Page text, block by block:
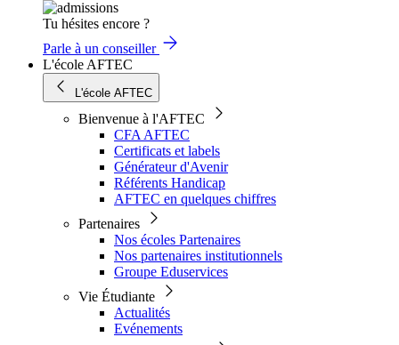
Tu hésites encore ?
Parle à un conseiller
L'école AFTEC
L'école AFTEC
Bienvenue à l'AFTEC
CFA AFTEC
Certificats et labels
Générateur d'Avenir
Référents Handicap
AFTEC en quelques chiffres
Partenaires
Nos écoles Partenaires
Nos partenaires institutionnels
Groupe Eduservices
Vie Étudiante
Actualités
Evénements